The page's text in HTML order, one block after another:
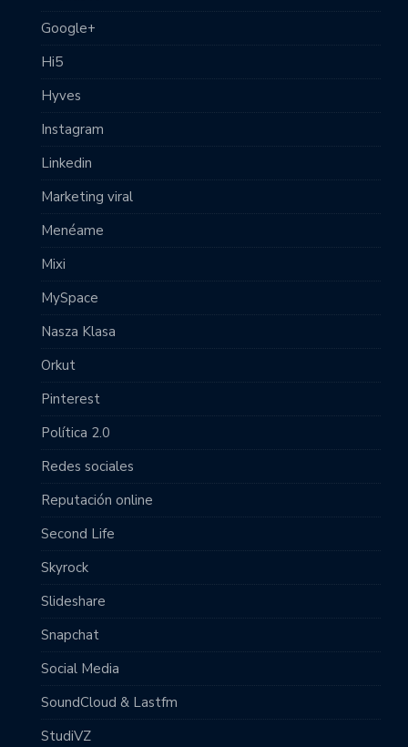
Google+
Hi5
Hyves
Instagram
Linkedin
Marketing viral
Menéame
Mixi
MySpace
Nasza Klasa
Orkut
Pinterest
Política 2.0
Redes sociales
Reputación online
Second Life
Skyrock
Slideshare
Snapchat
Social Media
SoundCloud & Lastfm
StudiVZ